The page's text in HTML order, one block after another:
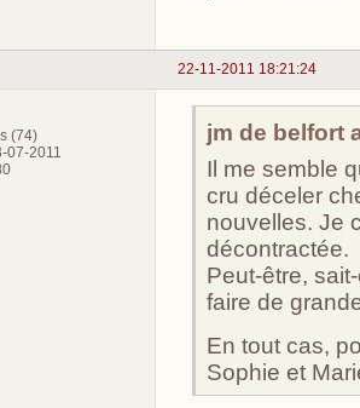
22-11-2011 18:21:24
(74)
07-2011
jm de belfort
Il me semble
cru déceler
nouvelles. Je
décontractée.
Peut-être,
faire de
En tout cas,
Sophie et